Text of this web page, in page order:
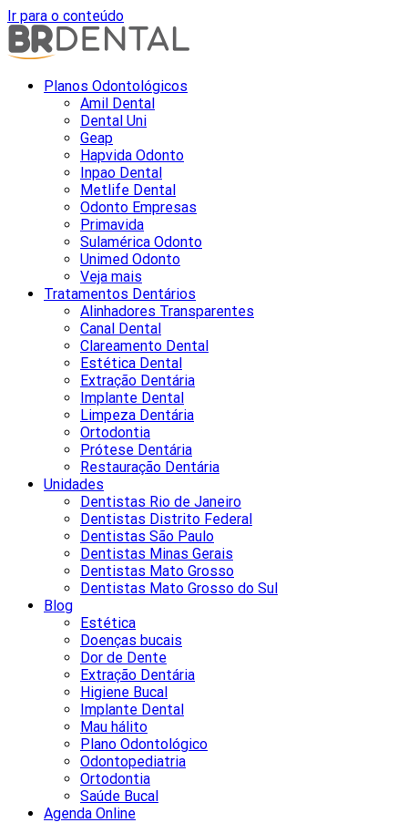
Ir para o conteúdo
Planos Odontológicos
Amil Dental
Dental Uni
Geap
Hapvida Odonto
Inpao Dental
Metlife Dental
Odonto Empresas
Primavida
Sulamérica Odonto
Unimed Odonto
Veja mais
Tratamentos Dentários
Alinhadores Transparentes
Canal Dental
Clareamento Dental
Estética Dental
Extração Dentária
Implante Dental
Limpeza Dentária
Ortodontia
Prótese Dentária
Restauração Dentária
Unidades
Dentistas Rio de Janeiro
Dentistas Distrito Federal
Dentistas São Paulo
Dentistas Minas Gerais
Dentistas Mato Grosso
Dentistas Mato Grosso do Sul
Blog
Estética
Doenças bucais
Dor de Dente
Extração Dentária
Higiene Bucal
Implante Dental
Mau hálito
Plano Odontológico
Odontopediatria
Ortodontia
Saúde Bucal
Agenda Online